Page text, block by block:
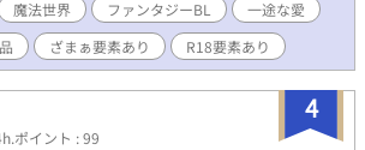
われててごめん』 そう言って消えてしま
の姿で、レティスは目を覚ました。 その姿
と再会するが……。 ＊＊＊ オメガバース独
。
魔法世界 ファンタジーBL
一途な愛
ざまぁ要素あり R18要素あり
4
ポイント : 99